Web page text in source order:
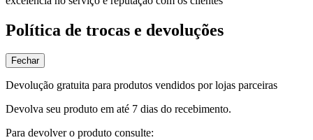
Política de trocas e devoluções
Fechar
Devolução gratuita para produtos vendidos por lojas parceiras
Devolva seu produto em até 7 dias do recebimento.
Para devolver o produto consulte: